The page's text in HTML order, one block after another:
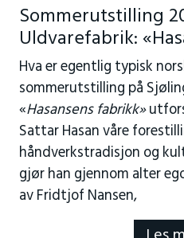
Sommerutstilling
Uldvarefabrik:
Hva er egentlig typisk
sommerutstilling på
«Hasansens fabrikk»
Sattar Hasan våre
håndverkstradisjon og
gjør han gjennom alter
av Fridtjof Nansen,